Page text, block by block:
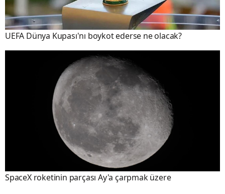
UEFA Dünya Kupası'nı boykot ederse ne olacak?
SpaceX roketinin parçası Ay'a çarpmak üzere